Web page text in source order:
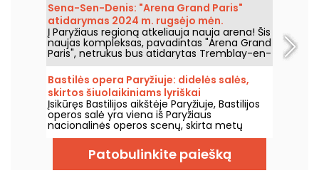
fone. Štai nemokamų koncertų programa,
kurią kviečiame atrasti nuo 2026 m. birželio
24 d. iki 2026 m. rugsėjo 6 d.
Sena-Sen-Denis: "Arena Grand Paris"
atidarymas 2024 m. rugsėjo mėn.
Į Paryžiaus regioną atkeliauja nauja arena! Šis
naujas kompleksas, pavadintas "Arena Grand
Paris", netrukus bus atidarytas Tremblay-en-
France, Seine-Saint-Denis, ir turės dvi 7000 ir
2000 vietų sales. Mes jums viską apie tai
papasakosime.
Bastilės opera Paryžiuje: didelės salės,
skirtos šiuolaikiniams lyriškai
spektakliams
Įsikūręs Bastilijos aikštėje Paryžiuje, Bastilijos
operos salė yra viena iš Paryžiaus
nacionalinės operos scenų, skirta metų
bėgyje rengti operas ir baletus. Atidaryta
1989 metais, ši šiuolaikinė architektūros
erdvė pritraukia plačią auditoriją ir tampa
svarbiu tašku, kur sužinoti apie šalies lyriškus
Patobulinkite paiešką